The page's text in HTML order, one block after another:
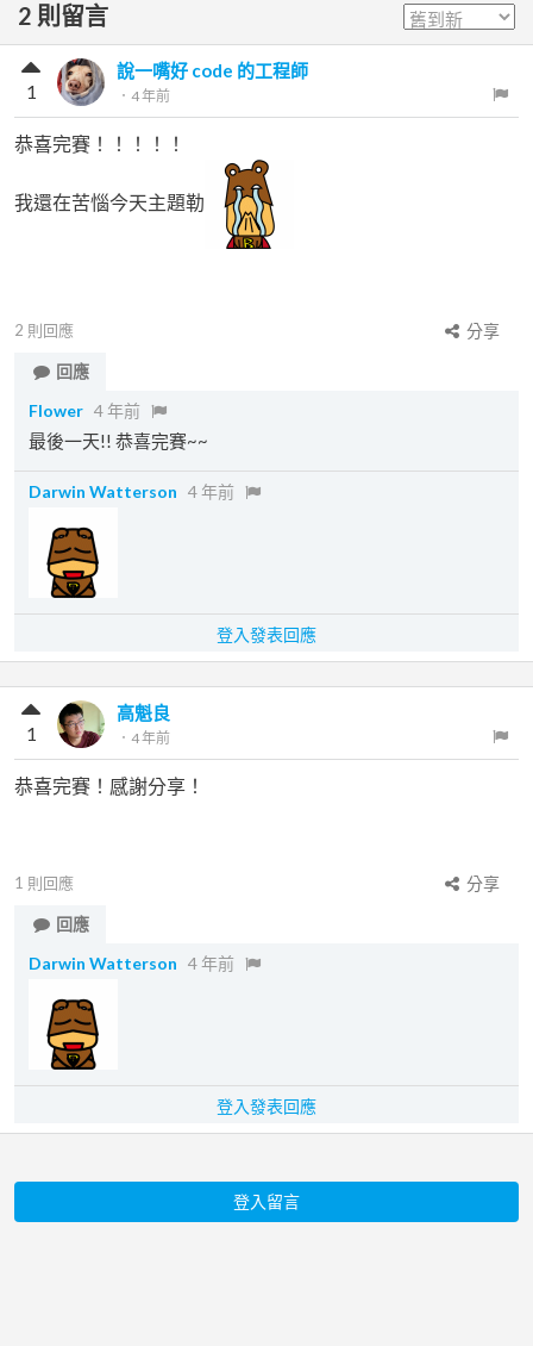
2 則留言
說一嘴好 code 的工程師
． 4 年前
1
恭喜完賽！！！！！
我還在苦惱今天主題勒
2 則回應
分享
回應
Flower 4 年前
最後一天!! 恭喜完賽~~
Darwin Watterson 4 年前
登入發表回應
高魁良
． 4 年前
1
恭喜完賽！感謝分享！
1 則回應
分享
回應
Darwin Watterson 4 年前
登入發表回應
登入留言